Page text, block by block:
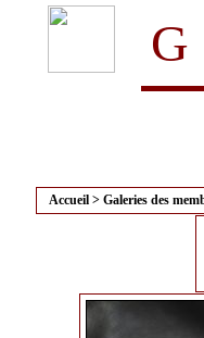
Accueil > Galeries des